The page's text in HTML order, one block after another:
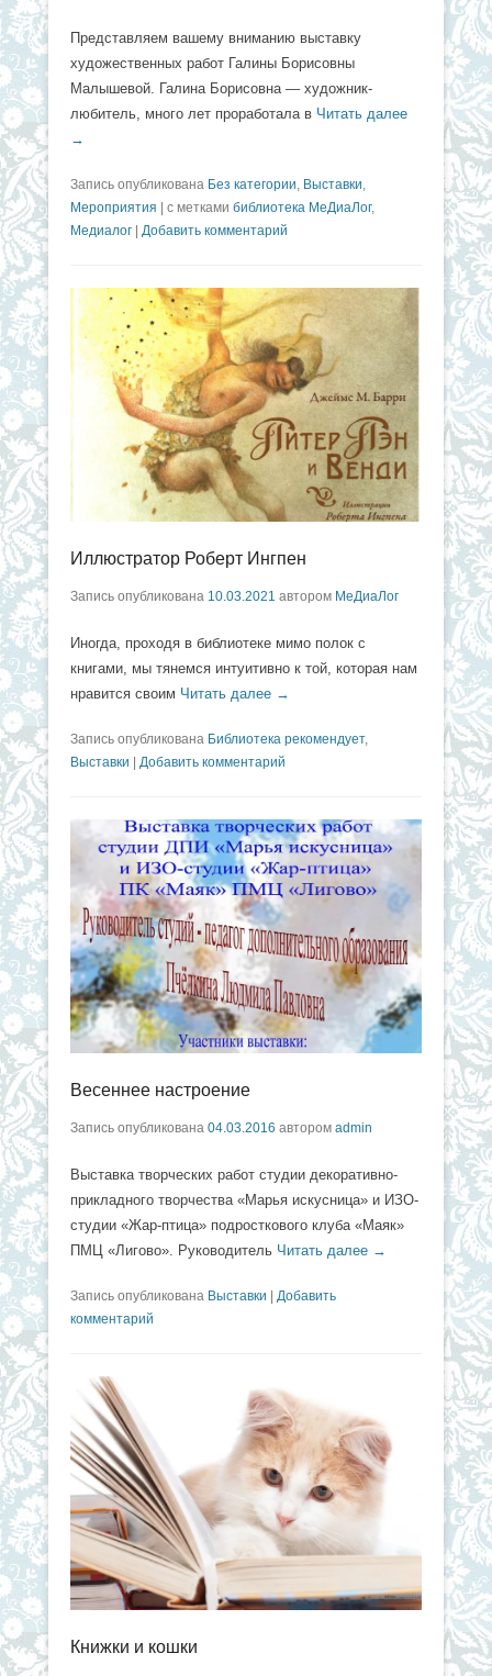
Представляем вашему вниманию выставку
художественных работ Галины Борисовны
Малышевой. Галина Борисовна — художник-
любитель, много лет проработала в Читать далее
→
Запись опубликована Без категории, Выставки,
Мероприятия
с метками библиотека МеДиаЛог,
Медиалог
Добавить комментарий
Иллюстратор Роберт Ингпен
Запись опубликована 10.03.2021 автором МеДиаЛог
Иногда, проходя в библиотеке мимо полок с
книгами, мы тянемся интуитивно к той, которая нам
нравится своим Читать далее →
Запись опубликована Библиотека рекомендует,
Выставки | Добавить комментарий
Весеннее настроение
Запись опубликована 04.03.2016 автором admin
Выставка творческих работ студии декоративно-
прикладного творчества «Марья искусница» и ИЗО-
студии «Жар-птица» подросткового клуба «Маяк»
ПМЦ «Лигово». Руководитель Читать далее →
Запись опубликована Выставки | Добавить
комментарий
Книжки и кошки